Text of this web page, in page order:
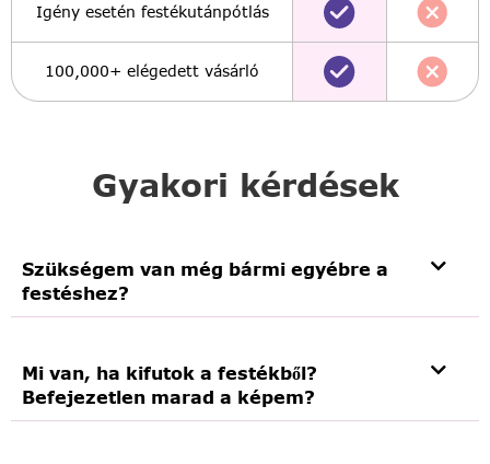
Gyakori kérdések
Szükségem van még bármi egyébre a
festéshez?
Mi van, ha kifutok a festékből?
Befejezetlen marad a képem?
Igény esetén festékutánpótlás
100,000+ elégedett vásárló